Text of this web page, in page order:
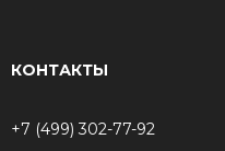
КОНТАКТЫ
+7 (499) 302-77-92